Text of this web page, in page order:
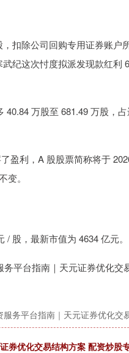
扣除公司回购专用证券账
纪这次忖度拟派发现款红
万股至 681.49 万股，
盈利，A 股股票简称将于
。
股，最新市值为 4634 亿元。
务平台指南｜天元证券优化
服务平台指南｜天元证券优化交
券优化交易结构方案 配资炒股